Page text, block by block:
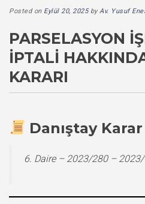
Posted on Eylül 20, 2025byAv. Yusuf
PARSELASYON
İPTALI
KARARI
Danıştay
6. Daire – 2023/280 –